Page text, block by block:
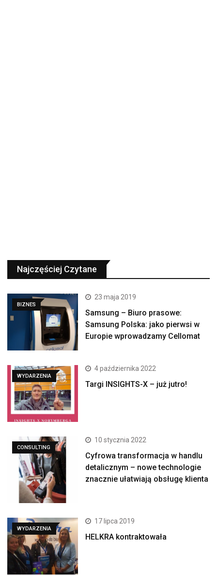
Najczęściej Czytane
BIZNES
23 maja 2019
Samsung – Biuro prasowe:
Samsung Polska: jako pierwsi w
Europie wprowadzamy Cellomat
WYDARZENIA
4 października 2022
Targi INSIGHTS-X – już jutro!
CONSULTING
10 stycznia 2022
Cyfrowa transformacja w handlu
detalicznym – nowe technologie
znacznie ułatwiają obsługę klienta
WYDARZENIA
17 lipca 2019
HELKRA kontraktowała